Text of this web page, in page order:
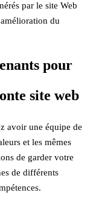
par le site Web
du
pour
site web
avoir une équipe de
et les mêmes
de garder votre
de différents